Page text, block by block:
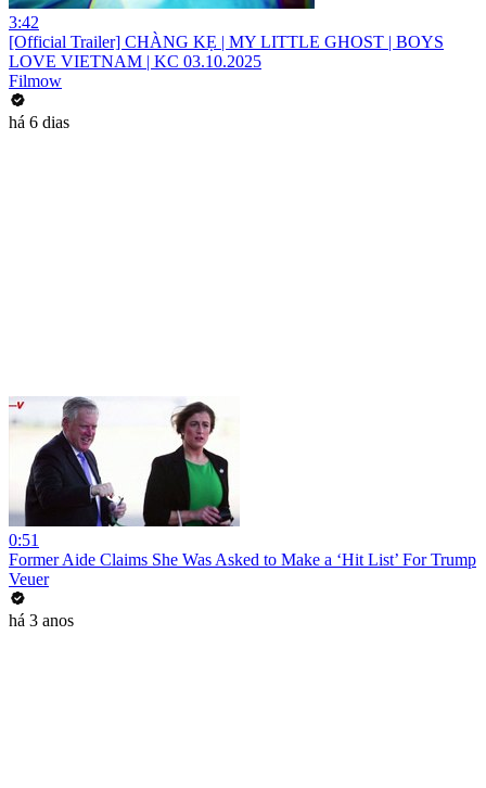
3:42
[Official Trailer] CHÀNG KẸ | MY LITTLE GHOST | BOYS
LOVE VIETNAM | KC 03.10.2025
Filmow
há 6 dias
0:51
Former Aide Claims She Was Asked to Make a ‘Hit List’ For Trump
Veuer
há 3 anos